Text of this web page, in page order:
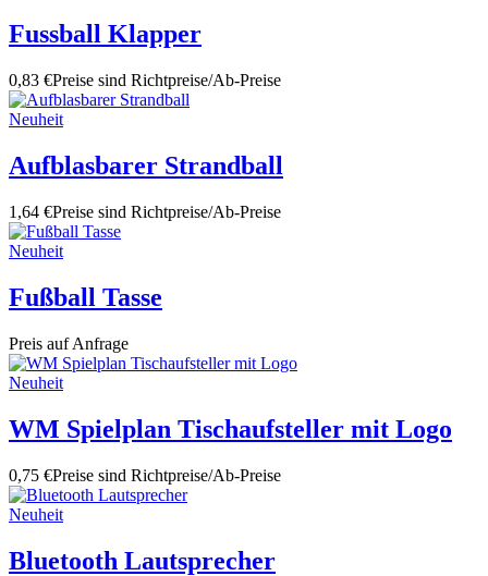
Fussball Klapper
0,83 €Preise sind Richtpreise/Ab-Preise
Neuheit
Aufblasbarer Strandball
1,64 €Preise sind Richtpreise/Ab-Preise
Neuheit
Fußball Tasse
Preis auf Anfrage
Neuheit
WM Spielplan Tischaufsteller mit Logo
0,75 €Preise sind Richtpreise/Ab-Preise
Neuheit
Bluetooth Lautsprecher